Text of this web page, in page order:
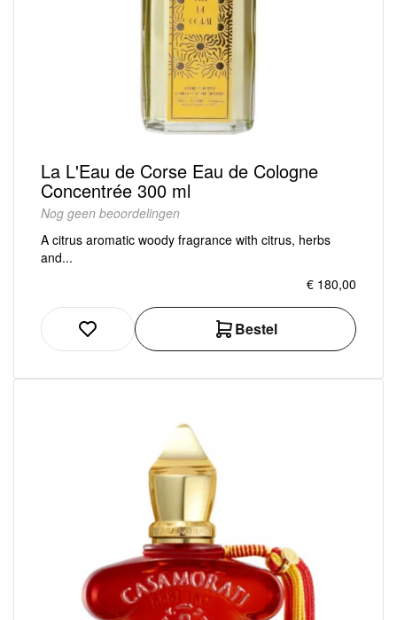
La L'Eau de Corse Eau de Cologne
Concentrée 300 ml
Nog geen beoordelingen
A citrus aromatic woody fragrance with citrus, herbs
and...
€ 180,00
Bestel